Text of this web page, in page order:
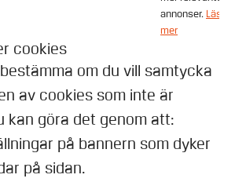
annonser. Läs
mer
cookies
om du vill samtycka
av cookies som inte är
kan göra det genom att:
på bannern som dyker
på sidan.